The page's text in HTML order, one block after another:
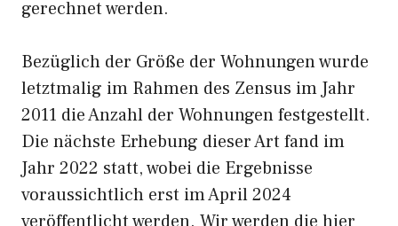
gerechnet werden.
Bezüglich der Größe der Wohnungen wurde
letztmalig im Rahmen des Zensus im Jahr
2011 die Anzahl der Wohnungen festgestellt.
Die nächste Erhebung dieser Art fand im
Jahr 2022 statt, wobei die Ergebnisse
voraussichtlich erst im April 2024